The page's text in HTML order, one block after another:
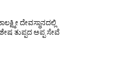
ದೇವಸ್ಥಾನದಲ್ಲಿ
ತುಪ್ಪದ ಅಪ್ಪ ಸೇವೆ